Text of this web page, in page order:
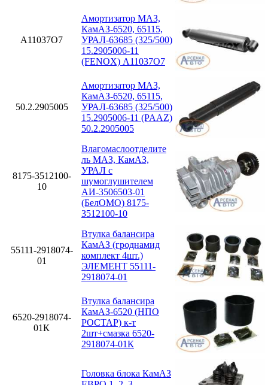
A11037O7
Амортизатор МАЗ,
КамАЗ-6520, 65115,
УРАЛ-63685 (325/500)
15.2905006-11
(FENOX) A11037O7
50.2.2905005
Амортизатор МАЗ,
КамАЗ-6520, 65115,
УРАЛ-63685 (325/500)
15.2905006-11 (PAAZ)
50.2.2905005
8175-3512100-
10
Влагомаслоотделите
ль МАЗ, КамАЗ,
УРАЛ с
шумоглушителем
АИ-3506503-01
(БелОМО) 8175-
3512100-10
55111-2918074-
01
Втулка балансира
КамАЗ (гроднамид
комплект 4шт.)
ЭЛЕМЕНТ 55111-
2918074-01
6520-2918074-
01К
Втулка балансира
КамАЗ-6520 (НПО
РОСТАР) к-т
2шт+смазка 6520-
2918074-01К
Головка блока КамАЗ